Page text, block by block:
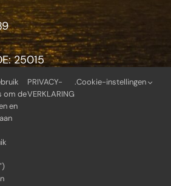
25015
- 2026 | Praktijk voor therapie en
rechten voorbehouden |
om de
en
PRIVACY-
VERKLARING
.Cookie-instellingen